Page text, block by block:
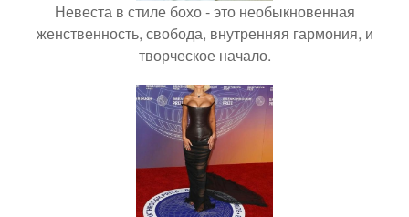
Невеста в стиле бохо - это необыкновенная
женственность, свобода, внутренняя гармония, и
творческое начало.